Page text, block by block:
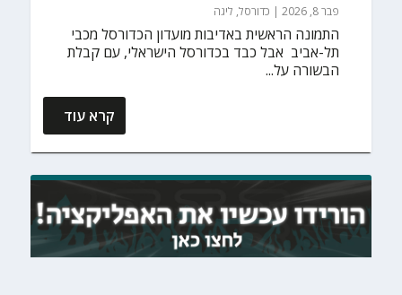
פבר 8, 2026 | כדורסל, ליגה
התמונה הראשית באדיבות מועדון הכדורסל מכבי
תל-אביב אבל כבד בכדורסל הישראלי, עם קבלת
הבשורה על...
קרא עוד